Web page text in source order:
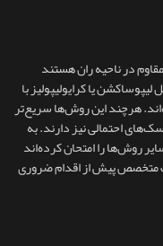
در ناحیه ران هستند
یا کرایولیپولیز با
هرچند این روش‌ها سریع‌تر
احتمالی نیز دارند. به
روش‌ها را امتحان کرده‌اند
متخصص پیش از اقدام ضروری